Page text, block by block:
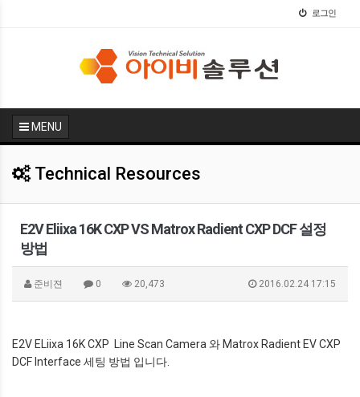
로그인
MENU
Technical Resources
E2V Eliixa 16K CXP VS Matrox Radient CXP DCF 설정
방법
준비젼 0 20,473 2016.02.24 17:15
E2V ELiixa 16K CXP Line Scan Camera 와 Matrox Radient EV CXP
DCF Interface 세팅 방법 입니다.